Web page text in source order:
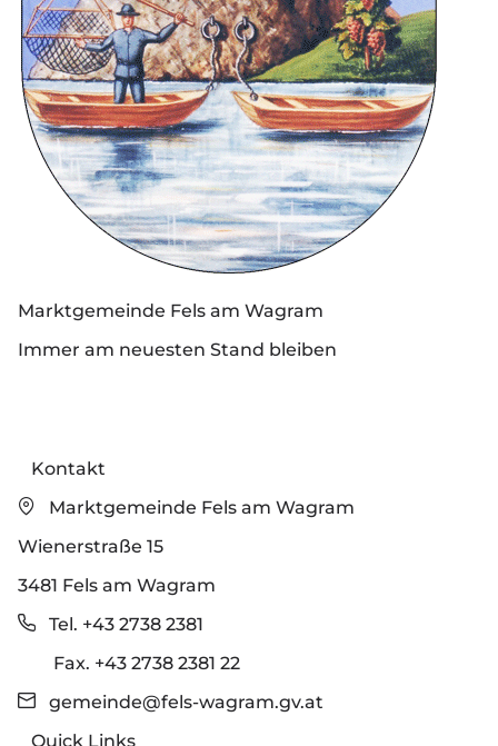
Marktgemeinde Fels am Wagram
Immer am neuesten Stand bleiben
Kontakt
Marktgemeinde Fels am Wagram
Wienerstraße 15
3481 Fels am Wagram
Tel. +43 2738 2381
Fax. +43 2738 2381 22
gemeinde@fels-wagram.gv.at
Quick Links